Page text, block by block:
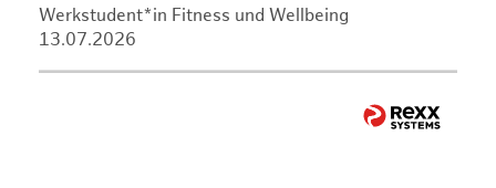
Werkstudent*in Fitness und Wellbeing
13.07.2026